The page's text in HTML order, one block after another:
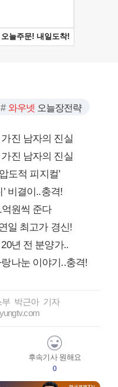
와우넷 오늘장전략
진 남자의 진실
진 남자의 진실
도적 피지컬’
비결이..충격!
원씩 준다
일 최고가 경신!
년 전 분양가..
나눈 이야기..충격!
부 박근아 기자
후속기사 원해요
0